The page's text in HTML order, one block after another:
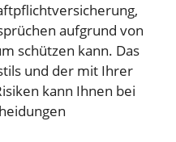
aufgrund von
schützen kann. Das
und der mit Ihrer
kann Ihnen bei